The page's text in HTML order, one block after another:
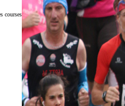
courses